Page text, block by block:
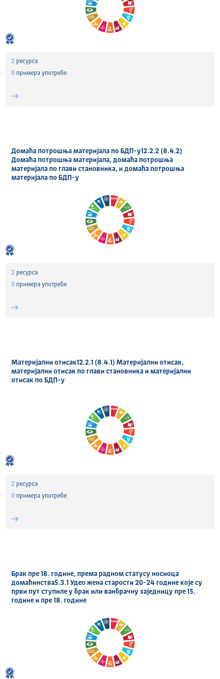
2 ресурса
0 примера употребе
Домаћа потрошња материјала по БДП-у12.2.2 (8.4.2)
Домаћа потрошња материјала, домаћа потрошња
материјала по глави становника, и домаћа потрошња
материјала по БДП-у
2 ресурса
0 примера употребе
Материјални отисак12.2.1 (8.4.1) Материјални отисак,
материјални отисак по глави становника и материјални
отисак по БДП-у
2 ресурса
0 примера употребе
Брак пре 18. године, према радном статусу носиоца
домаћинства5.3.1 Удео жена старости 20-24 године које су
први пут ступиле у брак или ванбрачну заједницу пре 15.
године и пре 18. године